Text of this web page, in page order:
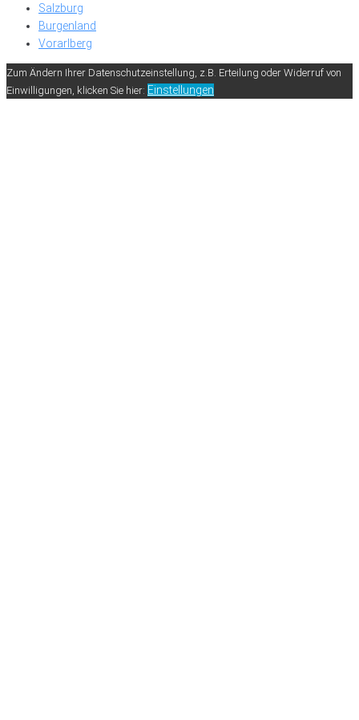
Salzburg
Burgenland
Vorarlberg
Zum Ändern Ihrer Datenschutzeinstellung, z.B. Erteilung oder Widerruf von
Einwilligungen, klicken Sie hier: Einstellungen